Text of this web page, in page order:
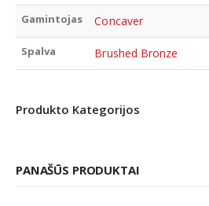
Gamintojas Concaver
Spalva Brushed Bronze
Produkto Kategorijos
PANAŠŪS PRODUKTAI